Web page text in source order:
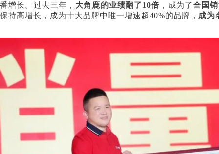
番增长。过去三年， 大角鹿的业绩翻了10倍 ，成为了全国
保持高增长，成为十大品牌中唯一增速超40%的品牌， 成为